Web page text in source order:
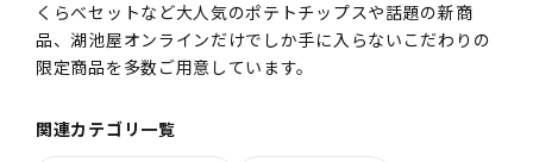
くらべセットなど大人気のポテトチップスや話題の新商
品、湖池屋オンラインだけでしか手に入らないこだわりの
限定商品を多数ご用意しています。
関連カテゴリ一覧